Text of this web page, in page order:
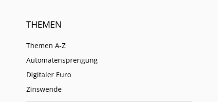
THEMEN
Themen A-Z
Automatensprengung
Digitaler Euro
Zinswende